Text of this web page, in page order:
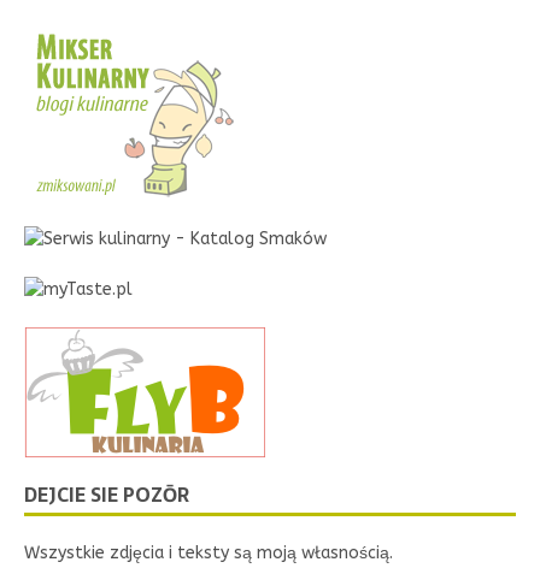
DEJCIE SIE POZŌR
Wszystkie zdjęcia i teksty są moją własnością.